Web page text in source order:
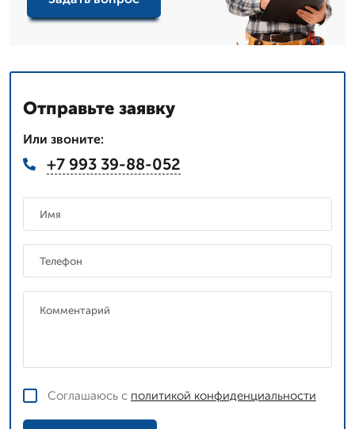
Отправьте заявку
Или звоните:
+7 993 39-88-052
Соглашаюсь с политикой конфиденциальности